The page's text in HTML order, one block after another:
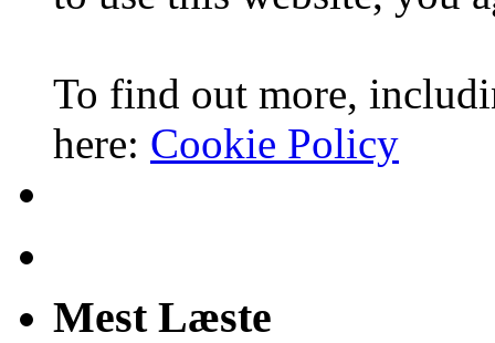
To find out more,
here: Cookie Policy
Mest Læste